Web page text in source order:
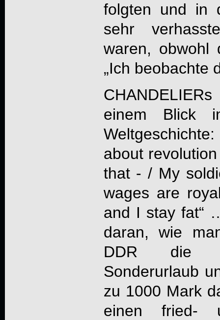
folgten und in
sehr
waren, obwohl
„Ich beobachte
einem Blick
about
that - / My
wages are
and I stay fat“
daran, wie
DDR die
Sonderurlaub
zu 1000 Mark
einen fried-